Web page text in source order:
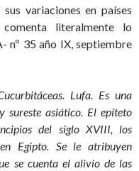
variaciones en países
comenta literalmente lo
nº 35 año IX, septiembre
Lufa. Es una
sureste asiático. El epíteto
del siglo XVIII, los
Egipto. Se le atribuyen
se cuenta el alivio de las